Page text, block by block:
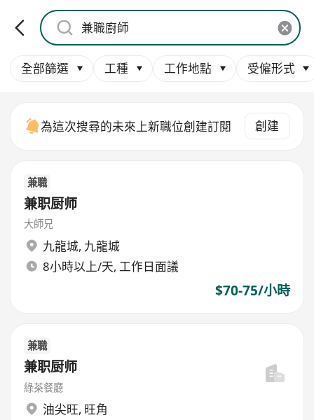
全部篩選 工種 工作地點 受僱形式
為這次搜尋的未來上新職位創建訂閱 創建
兼職
兼职厨师
大師兄
九龍城, 九龍城
8小時以上/天, 工作日面議
$70-75/小時
兼職
兼职厨师
綠茶餐廳
油尖旺, 旺角